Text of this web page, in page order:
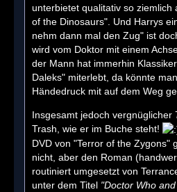
unterbietet qualitativ so ziemlich
of the Dinosaurs". Und Harrys
nehm dann mal den Zug" ist
wird vom Doktor mit einem
der Mann hat immerhin
Daleks" miterlebt, da könnte
Händedruck mit auf dem Weg
Insgesamt jedoch vergnüglicher
Trash, wie er im Buche steht!
DVD von "Terror of the Zygons"
nicht, aber den Roman
routiniert umgesetzt von
unter dem Titel "Doctor Who